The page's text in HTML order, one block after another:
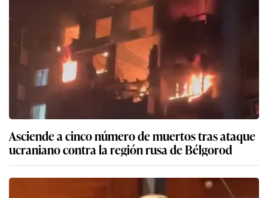
Asciende a cinco número de muertos tras ataque
ucraniano contra la región rusa de Bélgorod